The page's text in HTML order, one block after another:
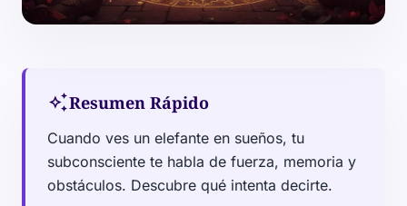
auto_awesomeResumen Rápido
Cuando ves un elefante en sueños, tu
subconsciente te habla de fuerza, memoria y
obstáculos. Descubre qué intenta decirte.